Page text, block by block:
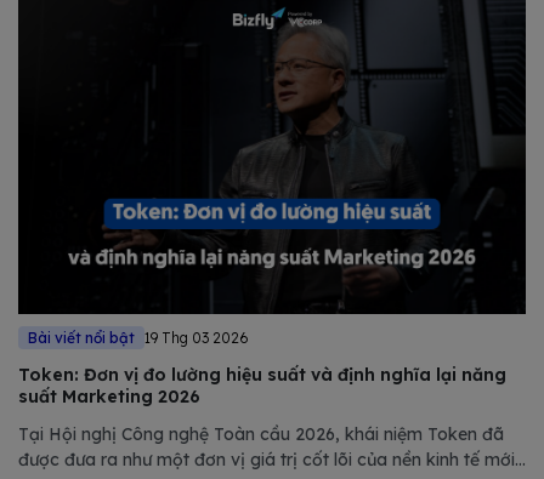
Bài viết nổi bật 19 Thg 03 2026
Token: Đơn vị đo lường hiệu suất và định nghĩa lại năng
suất Marketing 2026
Tại Hội nghị Công nghệ Toàn cầu 2026, khái niệm Token đã
được đưa ra như một đơn vị giá trị cốt lõi của nền kinh tế mới.